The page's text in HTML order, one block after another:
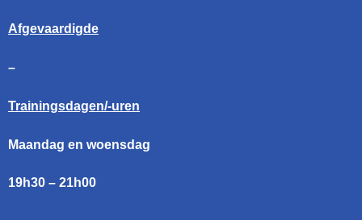
Afgevaardigde
–
Trainingsdagen/-uren
Maandag en woensdag
19h30 – 21h00